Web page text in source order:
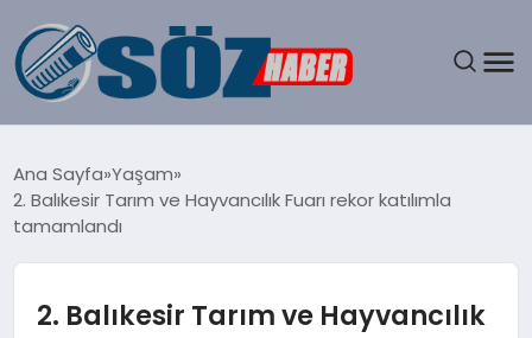
Ana Sayfa Yaşam
2. Balıkesir Tarım ve Hayvancılık Fuarı rekor katılımla
tamamlandı
2. Balıkesir Tarım ve Hayvancılık